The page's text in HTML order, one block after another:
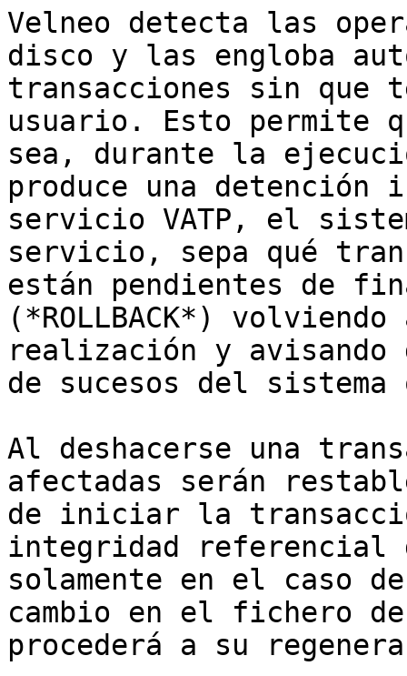
Velneo detecta las
disco y las engloba
transacciones sin que
usuario. Esto permite
sea, durante la
produce una
servicio VATP, el
servicio, sepa qué
están pendientes de
(*ROLLBACK*)
realización y
de sucesos del
Al deshacerse una
afectadas serán
de iniciar la
integridad referencial
solamente en el caso
cambio en el fichero